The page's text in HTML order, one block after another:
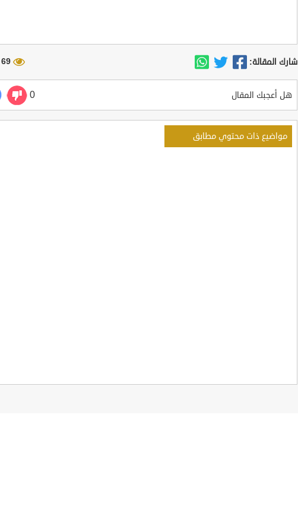
شارك المقالة: 69 مشاهدة
هل أعجبك المقال 0
مواضيع ذات محتوي مطابق